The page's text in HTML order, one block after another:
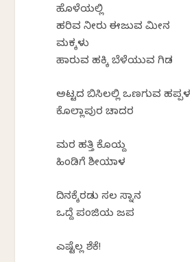
ಹೊಳೆಯಲ್ಲಿ
ಹರಿವ ನೀರು ಈಜುವ ಮೀನ
ಮಕ್ಕಳು
ಹಾರುವ ಹಕ್ಕಿ ಬೆಳೆಯುವ ಗಿಡ
ಅಟ್ಟದ ಬಿಸಿಲಲ್ಲಿ ಒಣಗುವ ಹಪ್ಪಳ
ಕೊಲ್ಲಾಪುರ ಚಾದರ
ಮರ ಹತ್ತಿ ಕೊಯ್ದ
ಹಿಂಡಿಗೆ ಶೀಯಾಳ
ದಿನಕ್ಕೆರಡು ಸಲ ಸ್ನಾನ
ಒದ್ದೆ ಪಂಜಿಯ ಜಪ
ಎಷ್ಟೆಲ್ಲ ಶೆಕೆ!